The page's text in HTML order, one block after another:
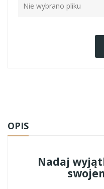
Nie wybrano pliku
OPIS
Nadaj